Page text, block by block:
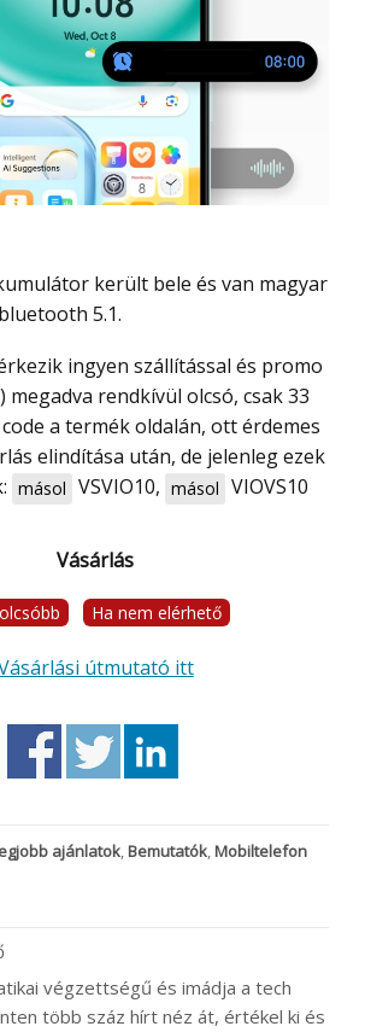
5.1.
rendkívül olcsó, csak 33
a termék oldalán, ott érdemes
elindítása után, de jelenleg ezek
másol VSVIO10, másol VIOVS10
Vásárlás
Ha nem elérhető
Vásárlási útmutató itt
ajánlatok,Bemutatók,Mobiltelefon
végzettségű és imádja a tech
több száz hírt néz át, értékel ki és